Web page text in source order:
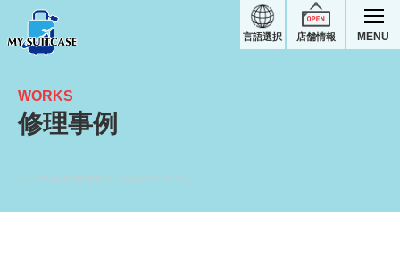
店舗情報
言語選択 MENU
WORKS
修理事例